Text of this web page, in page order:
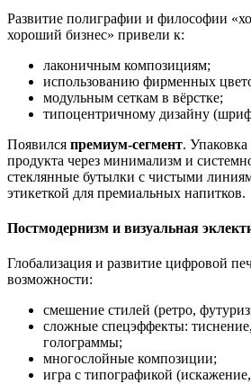
Развитие полиграфии и философии
хороший бизнес» привели к:
лаконичным композициям;
использованию фирменных
модульным сеткам в вёрстке;
типоцентричному дизайну
Появился премиум‑сегмент. Упаковка
продукта через минимализм и
стеклянные бутылки с чистыми
этикеткой для премиальных напитков.
Постмодернизм и визуальная
Глобализация и развитие цифровой
возможности:
смешение стилей (ретро,
сложные спецэффекты:
голограммы;
многослойные композиции;
игра с типографикой